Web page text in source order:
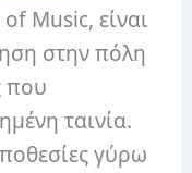
Music, είναι
στην πόλη
που
ταινία.
γύρω